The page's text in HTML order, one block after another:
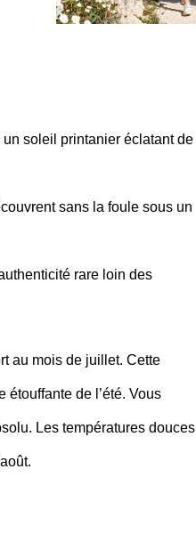
soleil printanier éclatant de
sans la foule sous un
rare loin des
au mois de juillet. Cette
de l’été. Vous
Les températures douces